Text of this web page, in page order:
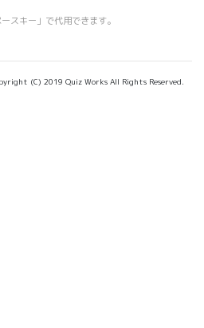
スキー」で代用できます。
(C) 2019 Quiz Works All Rights Reserved.